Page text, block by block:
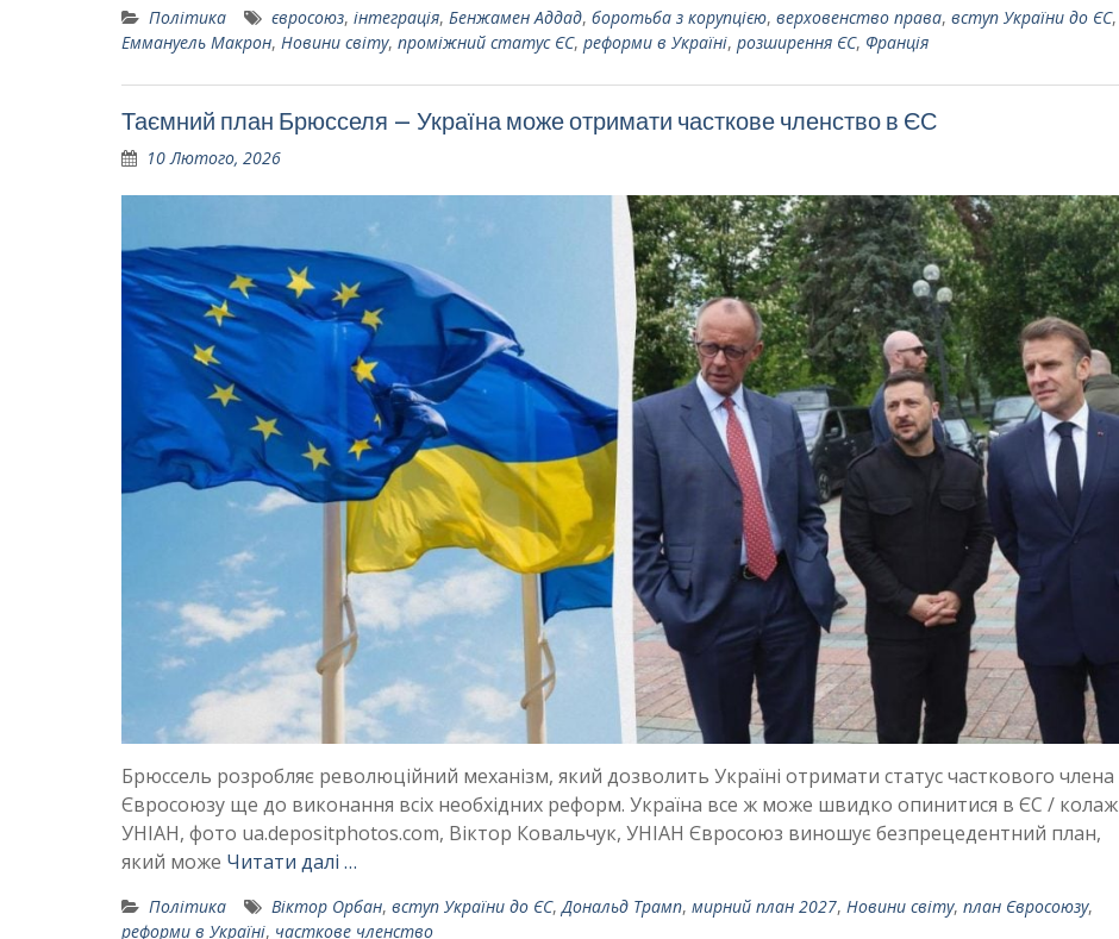
Політика євросоюз, інтеграція, Бенжамен Аддад, боротьба з корупцією, верховенство права, вступ України до ЄС,
Еммануель Макрон, Новини світу, проміжний статус ЄС, реформи в Україні, розширення ЄС, Франція
Таємний план Брюсселя – Україна може отримати часткове членство в ЄС
10 Лютого, 2026
Брюссель розробляє революційний механізм, який дозволить Україні отримати статус часткового члена
Євросоюзу ще до виконання всіх необхідних реформ. Україна все ж може швидко опинитися в ЄС / колаж
УНІАН, фото ua.depositphotos.com, Віктор Ковальчук, УНІАН Євросоюз виношує безпрецедентний план,
який може Читати далі …
Політика Віктор Орбан, вступ України до ЄС,Дональд Трамп, мирний план 2027, Новини світу, план Євросоюзу,
реформи в Україні, часткове членство